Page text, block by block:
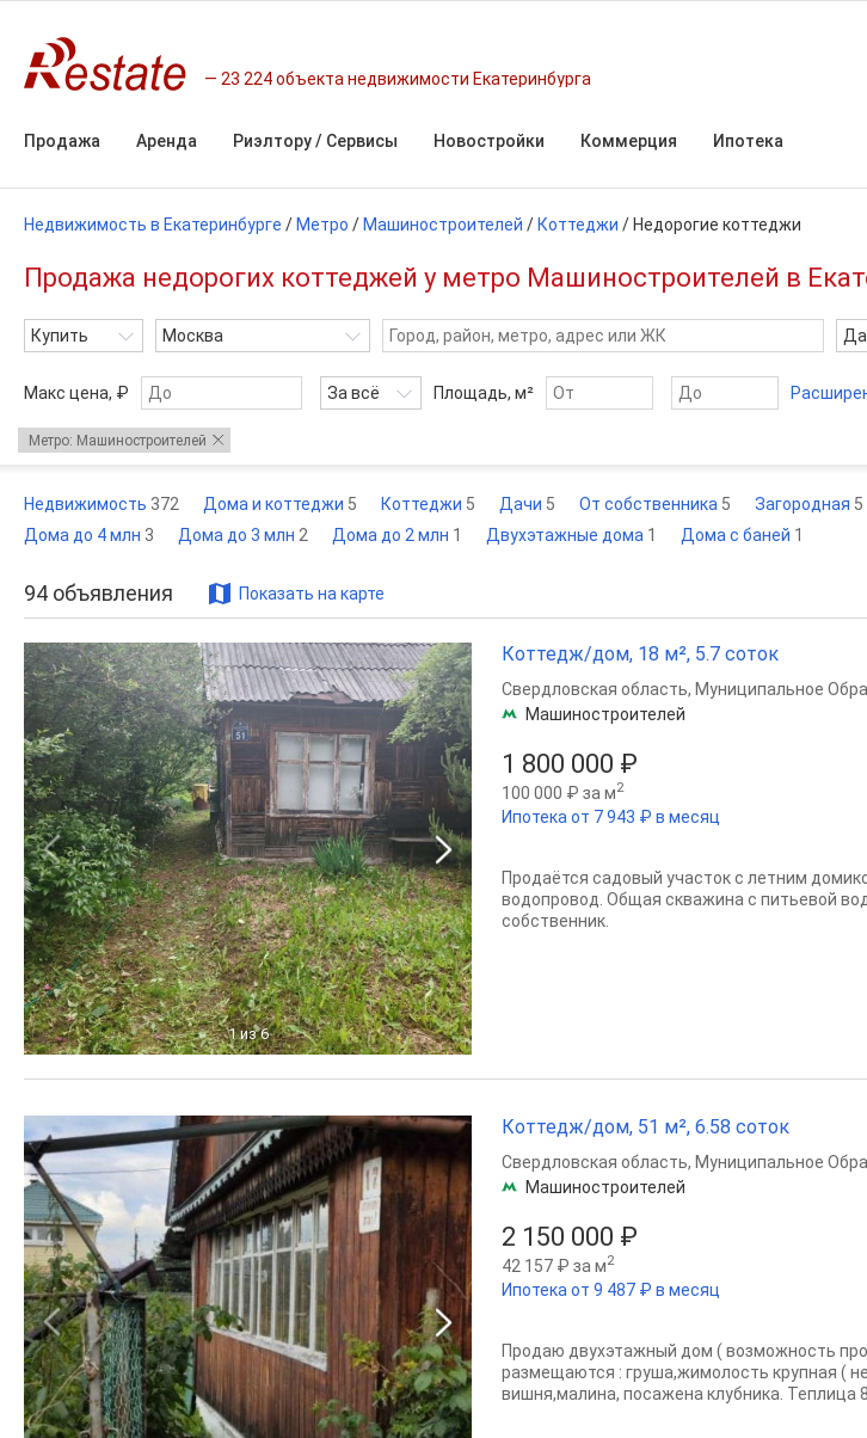
23 224 объекта недвижимости Екатеринбурга
Продажа Аренда Риэлтору / Сервисы Новостройки Коммерция Ипотека
Недвижимость в Екатеринбурге / Метро / Машиностроителей / Коттеджи / Недорогие коттеджи
Продажа недорогих коттеджей у метро Машиностроителей в
Купить Москва
Макс цена, ₽ За всё Площадь, м²
Метро: Машиностроителей
Недвижимость 372 Дома и коттеджи 5 Коттеджи 5 Дачи 5 От собственника 5 Загородная 5
Дома до 4 млн 3 Дома до 3 млн 2 Дома до 2 млн 1 Двухэтажные дома 1 Дома с баней 1
94 объявления Показать на карте
1 из 6
Коттедж/дом, 18 м², 5.7 соток
1 800 000 ₽
100 000 ₽ за м2
Ипотека от 7 943 ₽ в месяц
Свердловская область, Муниципальное
Машиностроителей
Продаётся садовый участок с летним
водопровод. Общая скважина с питьевой
собственник.
Коттедж/дом, 51 м², 6.58 соток
2 150 000 ₽
42 157 ₽ за м2
Ипотека от 9 487 ₽ в месяц
Свердловская область, Муниципальное
Машиностроителей
Продаю двухэтажный дом ( возможность
размещаются : груша,жимолость крупная (
вишня,малина, посажена клубника. Теплица